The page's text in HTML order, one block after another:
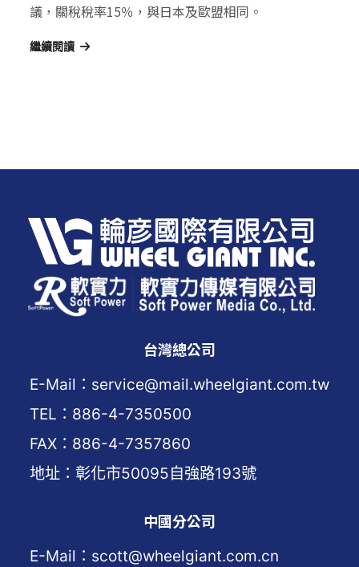
議，關稅稅率15％，與日本及歐盟相同。
繼續閱讀
台灣總公司
E-Mail：service@mail.wheelgiant.com.tw
TEL：886-4-7350500
FAX：886-4-7357860
地址：彰化市50095自強路193號
中國分公司
E-Mail：scott@wheelgiant.com.cn